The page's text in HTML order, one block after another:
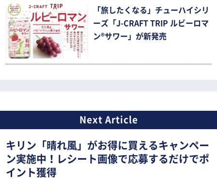
「旅したくなる」チューハイシリ
ーズ「J-CRAFT TRIP ルビーロマ
ン®サワー」が新発売
キリン「晴れ風」がお得に買えるキャンペー
ン実施中！レシート画像で応募するだけでポ
イント獲得